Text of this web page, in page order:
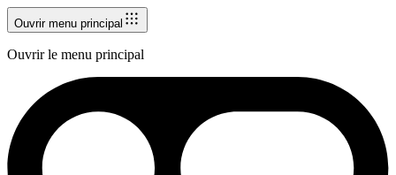
Ouvrir menu principal
Ouvrir le menu principal